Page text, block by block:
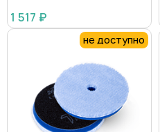
1 517 ₽
не доступно